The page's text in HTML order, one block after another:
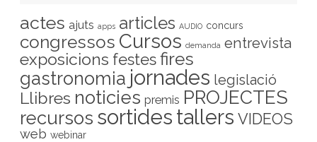
actes ajuts apps articles AUDIO concurs
congressos Cursos demanda entrevista
exposicions festesfires
gastronomia jornades legislació
Llibres noticies premis PROJECTES
recursos sortides tallers VIDEOS
web webinar